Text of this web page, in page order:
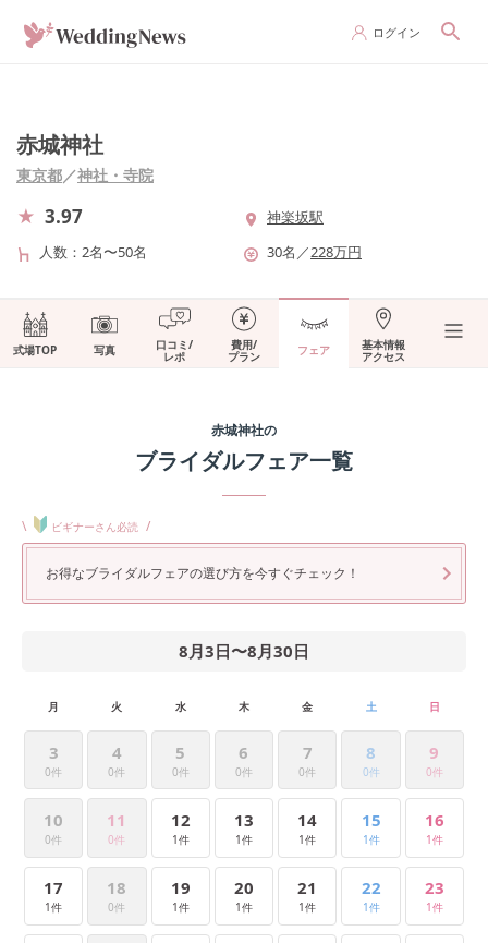
ログイン
赤城神社
東京都／神社・寺院
3.97
神楽坂駅
人数
2名〜50名 30名 ／228万円
式場TOP 写真 口コミ/
レポ
費用/
プラン フェア 基本情報
アクセス
赤城神社の
ブライダルフェア一覧
\ ビギナーさん必読 /
お得なブライダルフェアの選び方を今すぐチェック！
8月3日〜8月30日
月 火 水 木 金 土 日
3
0件
4
0件
5
0件
6
0件
7
0件
8
0件
9
0件
10
0件
11
0件
12
1件
13
1件
14
1件
15
1件
16
1件
17
1件
18
0件
19
1件
20
1件
21
1件
22
1件
23
1件